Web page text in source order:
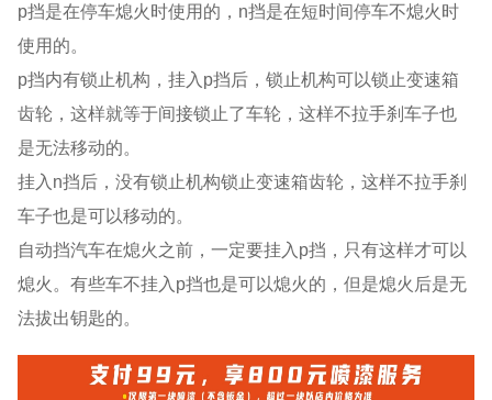
p挡是在停车熄火时使用的，n挡是在短时间停车不熄火时
使用的。
p挡内有锁止机构，挂入p挡后，锁止机构可以锁止变速箱
齿轮，这样就等于间接锁止了车轮，这样不拉手刹车子也
是无法移动的。
挂入n挡后，没有锁止机构锁止变速箱齿轮，这样不拉手刹
车子也是可以移动的。
自动挡汽车在熄火之前，一定要挂入p挡，只有这样才可以
熄火。有些车不挂入p挡也是可以熄火的，但是熄火后是无
法拔出钥匙的。